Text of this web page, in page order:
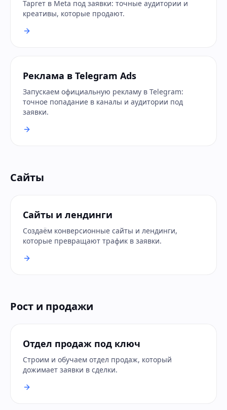
Таргет в Meta под заявки: точные аудитории и
креативы, которые продают.
Реклама в Telegram Ads
Запускаем официальную рекламу в Telegram:
точное попадание в каналы и аудитории под
заявки.
Сайты
Сайты и лендинги
Создаём конверсионные сайты и лендинги,
которые превращают трафик в заявки.
Рост и продажи
Отдел продаж под ключ
Строим и обучаем отдел продаж, который
дожимает заявки в сделки.